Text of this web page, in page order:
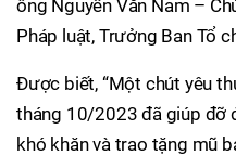
ông Nguyễn Văn Nam –
Pháp luật, Trưởng Ban Tổ
Được biết, “Một chút yêu
tháng 10/2023 đã giúp đỡ
khó khăn và trao tặng mũ